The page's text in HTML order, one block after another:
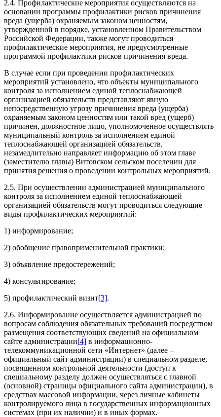
2.4. Профилактические мероприятия осуществляются на
основании программы профилактики рисков причинения
вреда (ущерба) охраняемым законом ценностям,
утвержденной в порядке, установленном Правительством
Российской Федерации, также могут проводиться
профилактические мероприятия, не предусмотренные
программой профилактики рисков причинения вреда.
В случае если при проведении профилактических
мероприятий установлено, что объекты муниципального
контроля за исполнением единой теплоснабжающей
организацией обязательств представляют явную
непосредственную угрозу причинения вреда (ущерба)
охраняемым законом ценностям или такой вред (ущерб)
причинен, должностное лицо, уполномоченное осуществлять
муниципальный контроль за исполнением единой
теплоснабжающей организацией обязательств,
незамедлительно направляет информацию об этом главе
(заместителю главы) Витовском сельском поселении для
принятия решения о проведении контрольных мероприятий.
2.5. При осуществлении администрацией муниципального
контроля за исполнением единой теплоснабжающей
организацией обязательств могут проводиться следующие
виды профилактических мероприятий:
1) информирование;
2) обобщение правоприменительной практики;
3) объявление предостережений;
4) консультирование;
5) профилактический визит[3].
2.6. Информирование осуществляется администрацией по
вопросам соблюдения обязательных требований посредством
размещения соответствующих сведений на официальном
сайте администрации[4] в информационно-
телекоммуникационной сети «Интернет» (далее –
официальный сайт администрации) в специальном разделе,
посвященном контрольной деятельности (доступ к
специальному разделу должен осуществляться с главной
(основной) страницы официального сайта администрации), в
средствах массовой информации, через личные кабинеты
контролируемого лица в государственных информационных
системах (при их наличии) и в иных формах.